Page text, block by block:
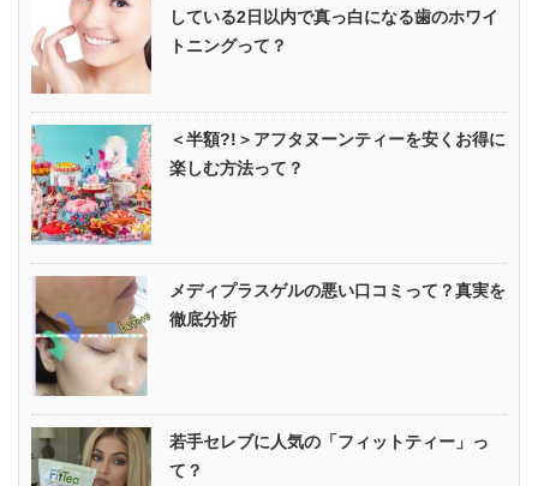
している2日以内で真っ白になる歯のホワイ
トニングって？
＜半額?!＞アフタヌーンティーを安くお得に
楽しむ方法って？
メディプラスゲルの悪い口コミって？真実を
徹底分析
若手セレブに人気の「フィットティー」っ
て？